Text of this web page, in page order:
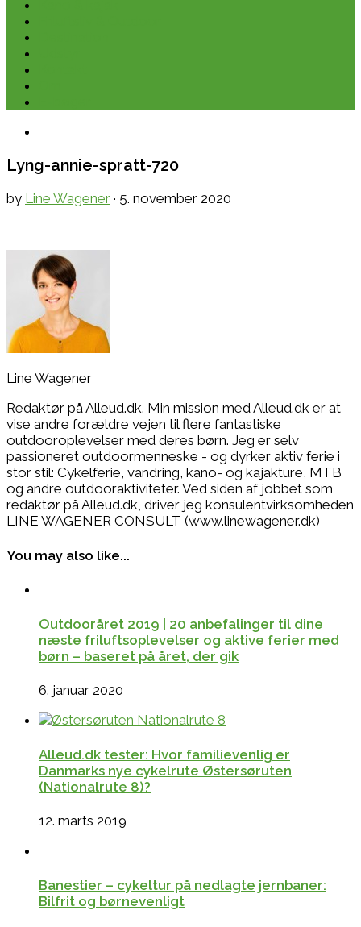
Lyng-annie-spratt-720
by Line Wagener · 5. november 2020
Line Wagener
Redaktør på Alleud.dk. Min mission med Alleud.dk er at
vise andre forældre vejen til flere fantastiske
outdooroplevelser med deres børn. Jeg er selv
passioneret outdoormenneske - og dyrker aktiv ferie i
stor stil: Cykelferie, vandring, kano- og kajakture, MTB
og andre outdooraktiviteter. Ved siden af jobbet som
redaktør på Alleud.dk, driver jeg konsulentvirksomheden
LINE WAGENER CONSULT (www.linewagener.dk)
You may also like...
Outdooråret 2019 | 20 anbefalinger til dine
næste friluftsoplevelser og aktive ferier med
børn – baseret på året, der gik
6. januar 2020
Alleud.dk tester: Hvor familievenlig er
Danmarks nye cykelrute Østersøruten
(Nationalrute 8)?
12. marts 2019
Banestier – cykeltur på nedlagte jernbaner:
Bilfrit og børnevenligt